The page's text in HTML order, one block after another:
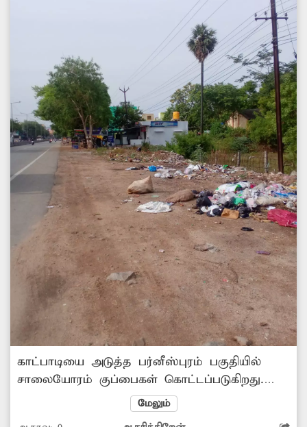
காட்பாடியை அடுத்த பர்னீஸ்புரம் பகுதியில்
சாலையோரம் குப்பைகள் கொட்டப்படுகிறது.
அப்பகுதியில் சாலை விரிவாக்க பணி
முழுமையாக நிறைவடையாத நிலையில், சிலர்
மேலும்